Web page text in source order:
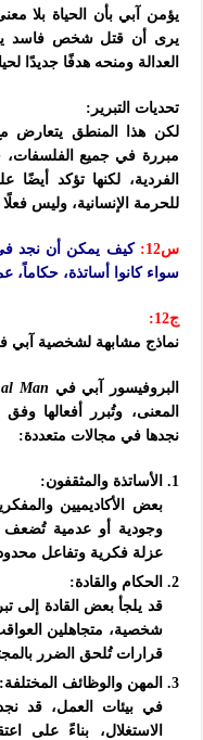
يؤمن آبي بأن الحياة بلا
يرى أن قتل شخص فاسد
العدالة ومنحه هدفًا جديدًا
تحديات التبرير:
لكن هذا المنطق يتعارض مع
مبررة في جميع الفلسفات،
الفردية، لكنها تؤكد أيضًا
للحرمة الإنسانية، وليس
س12:
كيف يمكن أن نجد في
سواء كانوا أساتذة، حكاماً،
ج12:
نماذج مشابهة لشخصية آبي
البروفيسور آبي في Man
المعنى، وتُبرر أفعالها
نجدها في مجالات متعددة:
الأساتذة والمثقفون:
بعض الأكاديميين
وجودية أو عدمية تُضعف
عزلة فكرية وتفاعل
الحكام والقادة:
قد يلجأ بعض القادة إلى
شخصية، متجاهلين العواقب
قرارات تُلحق الضرر
المهن والوظائف المختلفة:
في بيئات العمل، قد نجد
الاستغلال، بناءً على